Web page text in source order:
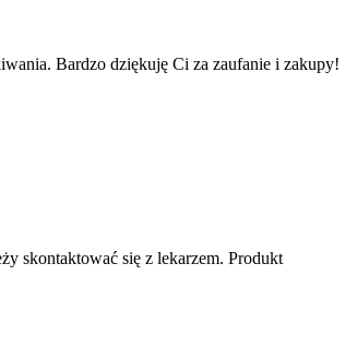
Bardzo dziękuję Ci za zaufanie i zakupy!
skontaktować się z lekarzem. Produkt